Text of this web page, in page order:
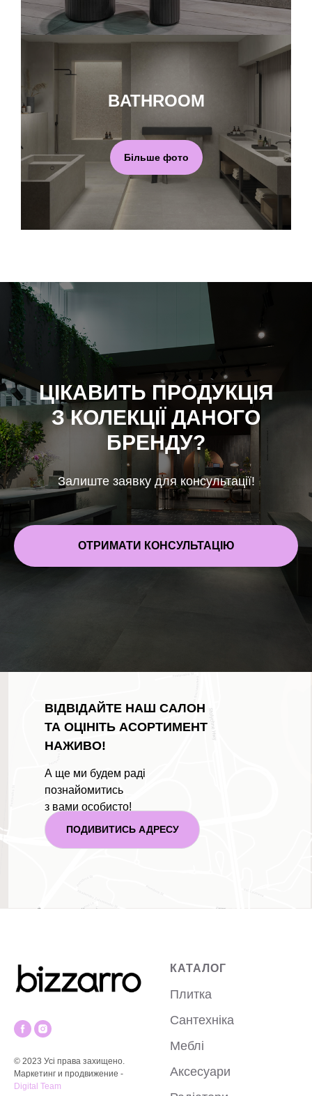
BATHROOM
Більше фото
ЦІКАВИТЬ ПРОДУКЦІЯ
З КОЛЕКЦІЇ ДАНОГО
БРЕНДУ?
Залиште заявку для консультації!
ОТРИМАТИ КОНСУЛЬТАЦІЮ
ВІДВІДАЙТЕ НАШ САЛОН
ТА ОЦІНІТЬ АСОРТИМЕНТ
НАЖИВО!
А ще ми будем раді
познайомитись
з вами особисто!
ПОДИВИТИСЬ АДРЕСУ
© 2023 Усі права захищено.
Маркетинг и продвижение -
Digital Team
КАТАЛОГ
Плитка
Сантехніка
Меблі
Аксесуари